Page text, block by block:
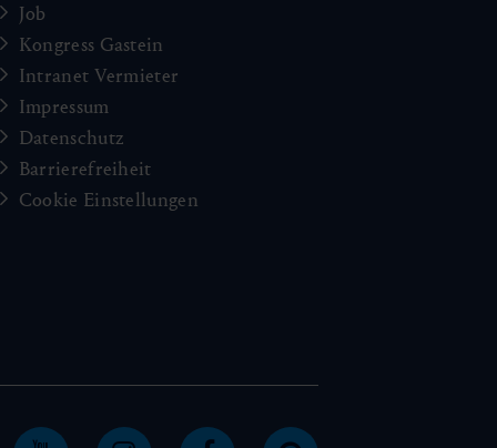
Job
Kongress Gastein
Intranet Vermieter
Impressum
Datenschutz
Barrierefreiheit
Cookie Einstellungen